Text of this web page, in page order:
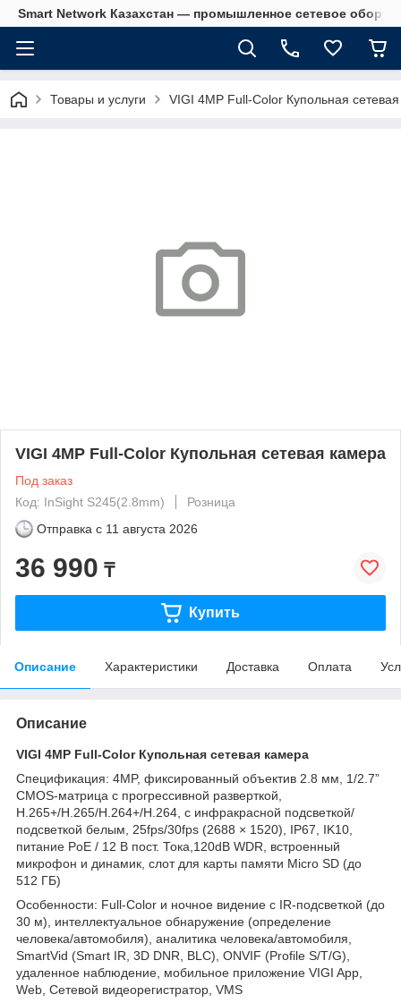
Smart Network Казахстан — промышленное сетевое
Товары и услуги VIGI 4MP Full-Color Купольная
VIGI 4MP Full-Color Купольная сетевая камера
Под заказ
Код: InSight S245(2.8mm)
Розница
Отправка с 11 августа 2026
36 990 ₸
Купить
Описание Характеристики Доставка Оплата
Описание
VIGI 4MP Full-Color Купольная сетевая камера
Спецификация: 4MP, фиксированный объектив 2.8 мм, 1/2.7”
CMOS-матрица с прогрессивной разверткой,
H.265+/H.265/H.264+/H.264, с инфракрасной подсветкой/
подсветкой белым, 25fps/30fps (2688 × 1520), IP67, IK10,
питание PoE / 12 В пост. Тока,120dB WDR, встроенный
микрофон и динамик, слот для карты памяти Micro SD (до
512 ГБ)
Особенности: Full-Color и ночное видение с IR-подсветкой (до
30 м), интеллектуальное обнаружение (определение
человека/автомобиля), аналитика человека/автомобиля,
SmartVid (Smart IR, 3D DNR, BLC), ONVIF (Profile S/T/G),
удаленное наблюдение, мобильное приложение VIGI App,
Web, Сетевой видеорегистратор, VMS